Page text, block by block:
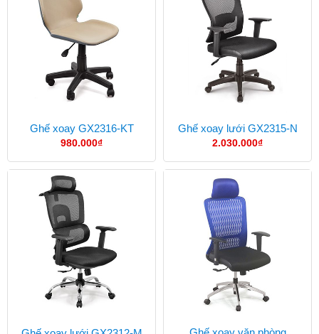
Ghế xoay GX2316-KT
980.000₫
Ghế xoay lưới GX2315-N
2.030.000₫